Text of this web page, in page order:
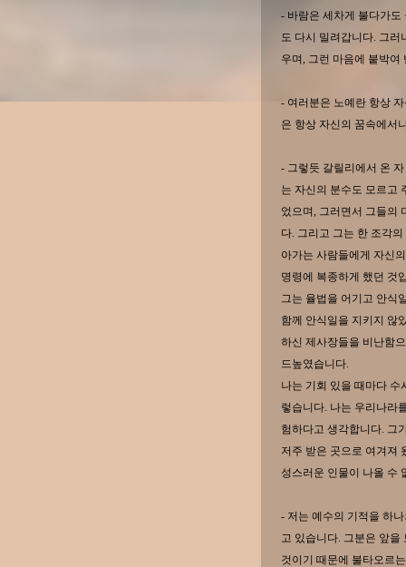
- 바람은 세차게 불다가도
도 다시 밀려갑니다. 그러
우며, 그런 마음에 붙박여
- 여러분은 노예란 항상
은 항상 자신의 꿈속에서
- 그렇듯 갈릴리에서 온
는 자신의 분수도 모르고
었으며, 그러면서 그들의
다. 그리고 그는 한 조각
아가는 사람들에게 자신
명령에 복종하게 했던 것
그는 율법을 어기고 안식
함께 안식일을 지키지 않
하신 제사장들을 비난함
드높였습니다.
나는 기회 있을 때마다 수
렇습니다. 나는 우리나라
험하다고 생각합니다. 그
저주 받은 곳으로 여겨져
성스러운 인물이 나올 수
- 저는 예수의 기적을 하
고 있습니다. 그분은 앞을
것이기 때문에 불타오르